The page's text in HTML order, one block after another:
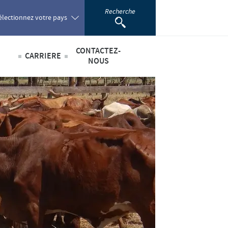
votre pays
Russia
Africa
Recherche
CARRIERE
Offres d'emploi
CONTACTEZ-
NOUS